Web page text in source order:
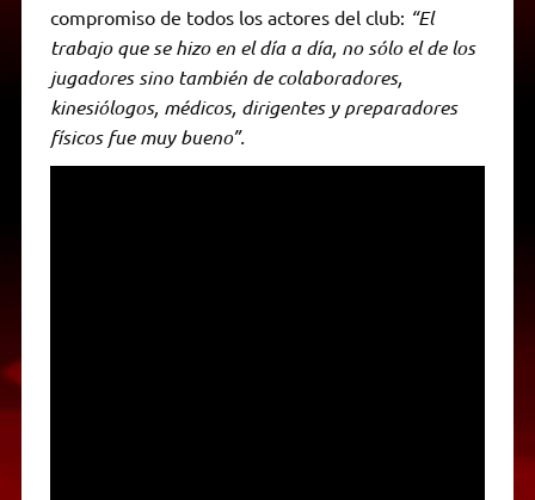
compromiso de todos los actores del club: “El
trabajo que se hizo en el día a día, no sólo el de los
jugadores sino también de colaboradores,
kinesiólogos, médicos, dirigentes y preparadores
físicos fue muy bueno”.